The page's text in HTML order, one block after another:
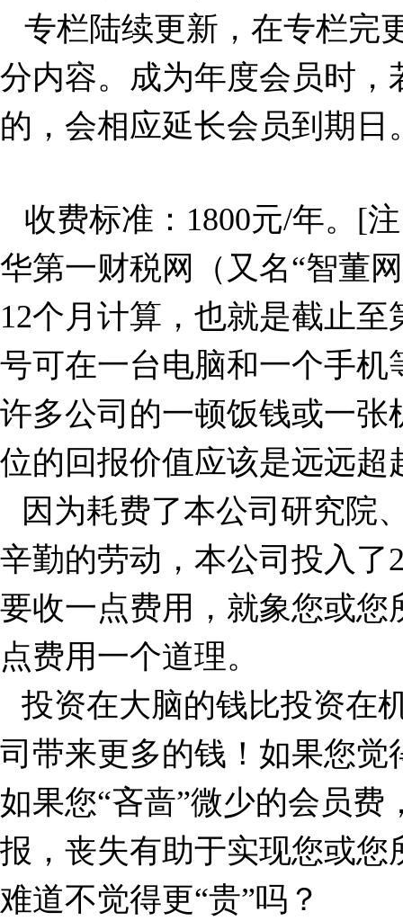
专栏陆续更新，在专栏完
分内容。成为年度会员时
的，会相应延长会员到期日
收费标准： 1800元/年。 [
华第一财税网（又名“智董
12个月计算，也就是截止至
号可在一台电脑和一个手机
许多公司的一顿饭钱或一
位的回报价值应该是远远超
因为耗费了本公司研究院
辛勤的劳动，本公司投入了
要收一点费用，就象您或
点费用一个道理。
投资在大脑的钱比投资在
司带来更多的钱！如果您
如果您“吝啬”微少的会员
报，丧失有助于实现您或
难道不觉得更“贵”吗？